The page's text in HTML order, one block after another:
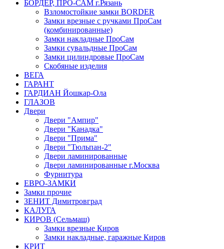
БОРДЕР, ПРО-САМ г.Рязань
Взломостойкие замки BORDER
Замки врезные с ручками ПроСам
(комбинированные)
Замки накладные ПроСам
Замки сувальдные ПроСам
Замки цилиндровые ПроСам
Скобяные изделия
ВЕГА
ГАРАНТ
ГАРДИАН Йошкар-Ола
ГЛАЗОВ
Двери
Двери "Ампир"
Двери "Канадка"
Двери "Прима"
Двери "Тюльпан-2"
Двери ламинированные
Двери ламинированные г.Москва
Фурнитура
ЕВРО-ЗАМКИ
Замки прочие
ЗЕНИТ Димитровград
КАЛУГА
КИРОВ (Сельмаш)
Замки врезные Киров
Замки накладные, гаражные Киров
КРИТ